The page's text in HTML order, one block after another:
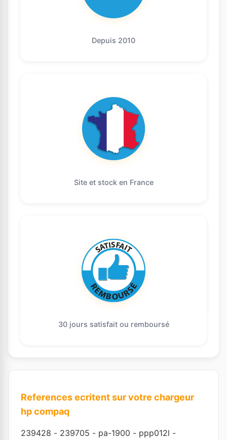
Depuis 2010
Site et stock en France
30 jours satisfait ou remboursé
References ecritent sur votre chargeur
hp compaq
239428 - 239705 - pa-1900 - ppp012l -